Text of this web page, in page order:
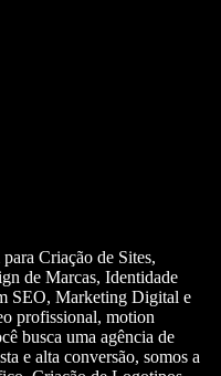
Criação de Sites,
de Marcas, Identidade
SEO, Marketing Digital e
profissional, motion
busca uma agência de
e alta conversão, somos a